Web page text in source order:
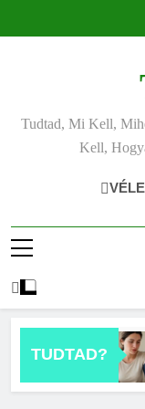
Tudtad, Mi Kell,
Kell,
TUDTAD?